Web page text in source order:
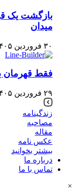
بازگشت یک
میدان
۳۰ فروردین ۱۴۰۵
فقط قهرمان
۲۹ فروردین ۱۴۰۵
زندگینامه
مصاحبه
مقاله
عکس نامه
بیشتر بخوانید
درباره ما
تماس با ما
×